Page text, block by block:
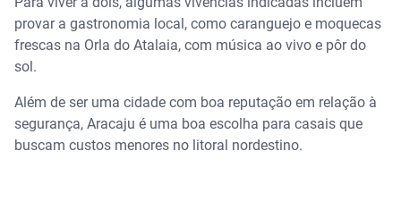
provar a gastronomia local, como caranguejo e moquecas
frescas na Orla do Atalaia, com música ao vivo e pôr do
sol.
Além de ser uma cidade com boa reputação em relação à
segurança, Aracaju é uma boa escolha para casais que
buscam custos menores no litoral nordestino.